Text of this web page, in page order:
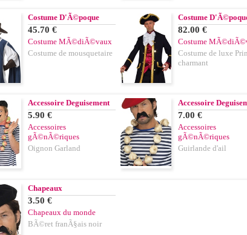
Costume D'Ã©poque
45.70 €
Costume MÃ©diÃ©vaux
Costume de mousquetaire
Costume
82.00 €
Costume
Costume de luxe
charmant
Accessoire Deguisement
5.90 €
Accessoires
gÃ©nÃ©riques
Oignon Garland
Accessoire
7.00 €
Accessoires
gÃ©nÃ©riques
Guirlande d'ail
Chapeaux
3.50 €
Chapeaux du monde
BÃ©ret franÃ§ais noir